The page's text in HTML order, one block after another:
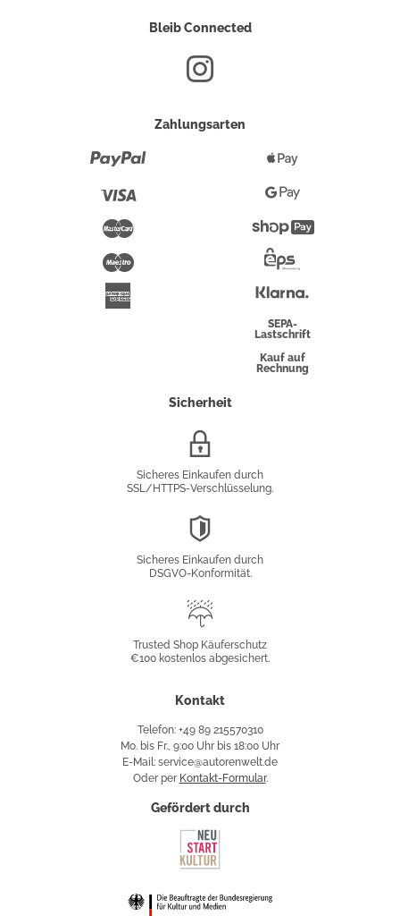
Bleib Connected
Zahlungsarten
Maestro
Pay
Google
PayShopify
Überweisung
SEPA-
Lastschrift
Kauf auf
Rechnung
Sicherheit
Sicheres Einkaufen durch
SSL/HTTPS-Verschlüsselung.
Sicheres Einkaufen durch
DSGVO-Konformität.
Käuferschutz
Trusted Shop Käuferschutz
€100 kostenlos abgesichert.
Kontakt
Telefon: +49 89 215570310
Mo. bis Fr., 9:00 Uhr bis 18:00 Uhr
E-Mail: service@autorenwelt.de
Oder per Kontakt-Formular.
Gefördert durch